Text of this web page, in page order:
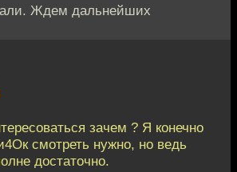
Ждем дальнейших
зачем ? Я конечно
смотреть нужно, но ведь
достаточно.